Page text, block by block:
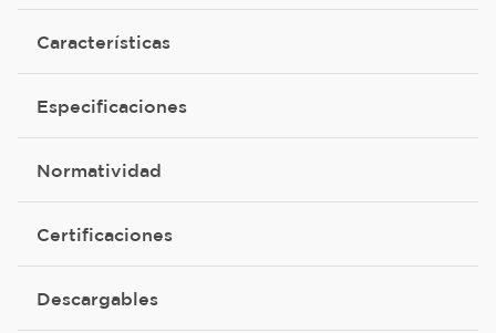
Características
Especificaciones
Normatividad
Certificaciones
Descargables